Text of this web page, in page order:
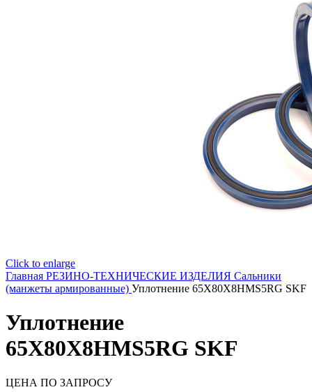
Click to enlarge
Главная РЕЗИНО-ТЕХНИЧЕСКИЕ ИЗДЕЛИЯ Сальники
(манжеты армированные) Уплотнение 65X80X8HMS5RG SKF
Уплотнение
65X80X8HMS5RG SKF
ЦЕНА ПО ЗАПРОСУ